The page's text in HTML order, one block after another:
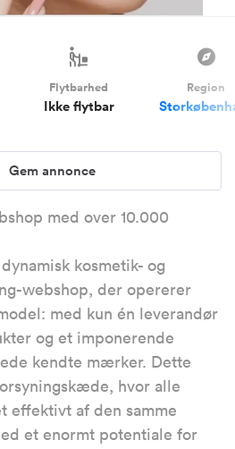
Flytbarhed
Ikke flytbar
Region
Gem annonce
med over 10.000
kosmetik- og
webshop, der opererer
med kun én leverandør
og et imponerende
kendte mærker. Dette
hvor alle
effektivt af den samme
et enormt potentiale for